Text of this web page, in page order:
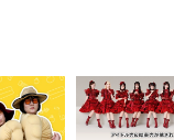
そっと寄り添
人の絶対的な
シーンだ。